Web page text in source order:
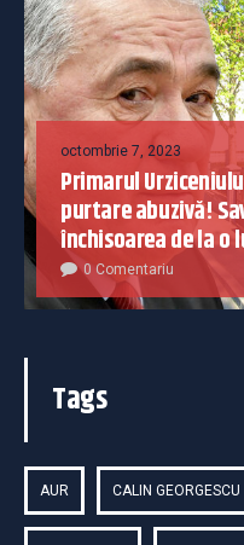
octombrie 7, 2023
Primarul
purtare abuzivă!
închisoarea de la o
0 Comentariu
Tags
AUR CALIN GEORGESCU